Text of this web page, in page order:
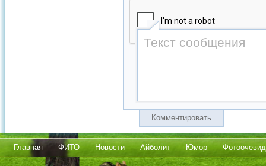
Комментировать
Главная ФИТО Новости Айболит Юмор